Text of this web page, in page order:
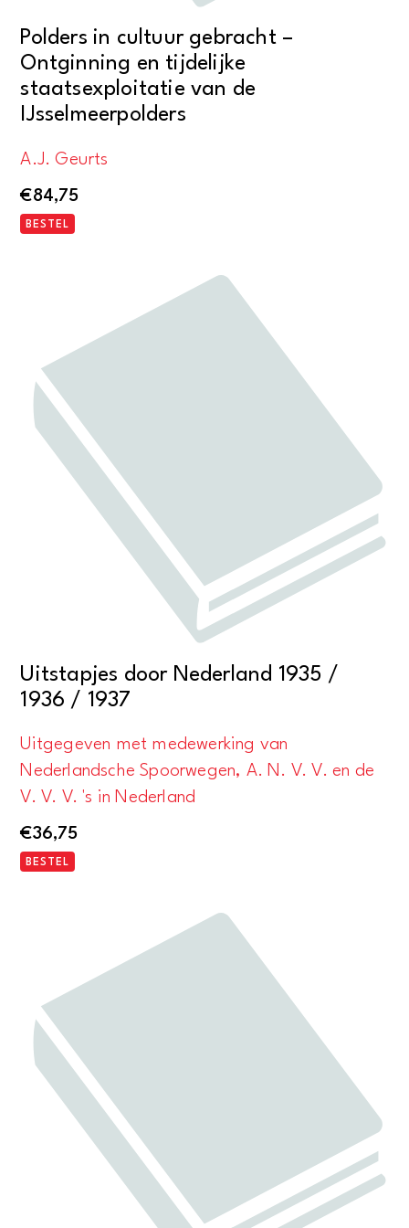
Polders in cultuur gebracht –
Ontginning en tijdelijke
staatsexploitatie van de
IJsselmeerpolders
A.J. Geurts
€84,75
BESTEL
Uitstapjes door Nederland 1935 /
1936 / 1937
Uitgegeven met medewerking van
Nederlandsche Spoorwegen, A. N. V. V. en de
V. V. V. 's in Nederland
€36,75
BESTEL